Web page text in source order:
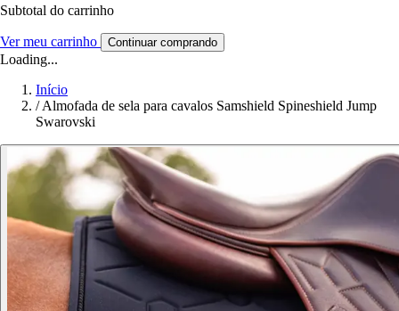
Subtotal do carrinho
Ver meu carrinho Continuar comprando
Loading...
Início
/ Almofada de sela para cavalos Samshield Spineshield Jump
Swarovski